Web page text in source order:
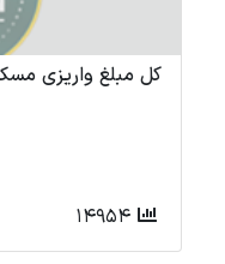
کل مبلغ واریزی مسکن ملی 1400